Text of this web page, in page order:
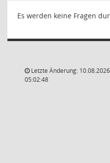
Es werden keine Fragen
Letzte Änderung: 10.08.2026
05:02:48